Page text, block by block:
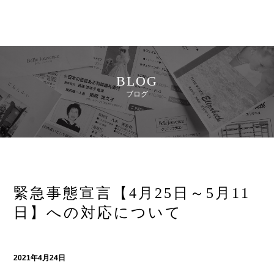
BLOG
ブログ
緊急事態宣言【4月25日～5月11
日】への対応について
2021年4月24日